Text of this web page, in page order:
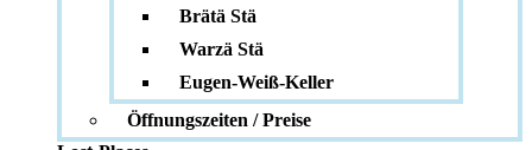
Brätä Stä
Warzä Stä
Eugen-Weiß-Keller
Öffnungszeiten / Preise